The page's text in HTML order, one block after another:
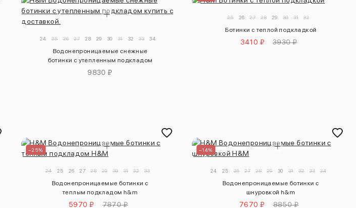
24 25 26 27 28 29 30 31 32 33 34
Водонепроницаемые снежные
ботинки с утепленным подкладом
9830 ₽
25 26 27 28 29 30 31 32
Ботинки с теплой подкладкой
3410 ₽ 3930 ₽
–25%
24 25 26 27 28 29 30 31 32 33
Водонепроницаемые ботинки с
теплым подкладом h&m
5970 ₽ 7870 ₽
–14%
24 25 26 27 28 29 30 31 32 33 34
Водонепроницаемые ботинки с
шнуровкой h&m
7670 ₽ 8850 ₽